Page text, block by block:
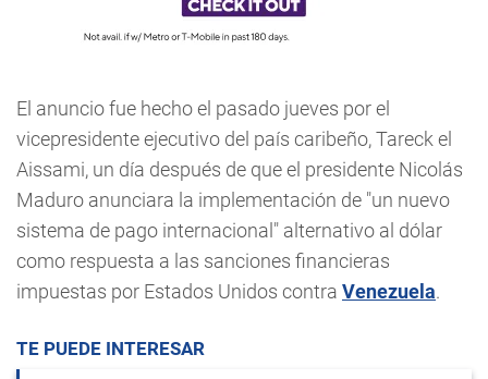
El anuncio fue hecho el pasado jueves por el
vicepresidente ejecutivo del país caribeño, Tareck el
Aissami, un día después de que el presidente Nicolás
Maduro anunciara la implementación de "un nuevo
sistema de pago internacional" alternativo al dólar
como respuesta a las sanciones financieras
impuestas por Estados Unidos contra Venezuela.
TE PUEDE INTERESAR